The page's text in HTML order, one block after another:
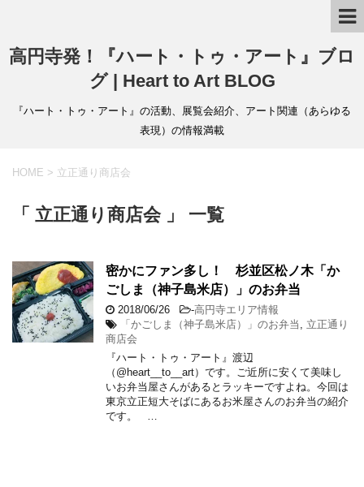
高円寺発！『ハート・トゥ・アート』ブロ
グ | Heart to Art BLOG
『ハート・トゥ・アート』の活動、展覧会紹介、アート関連（あらゆる
表現）の情報満載
HOME > 立正通り商店会
「 立正通り商店会 」 一覧
密かにファン多し！ 杉並区松ノ木「か
ごしま（神子島米店）」のお弁当
2018/06/26 -高円寺エリア情報
「かごしま（神子島米店）」のお弁当
立正通り
商店会
『ハート・トゥ・アート』渡辺
（@heart__to__art）です。ご近所に安くて美味し
いお弁当屋さんがあるとラッキーですよね。今回は
東京立正短大そばにあるお米屋さんのお弁当の紹介
です。 …